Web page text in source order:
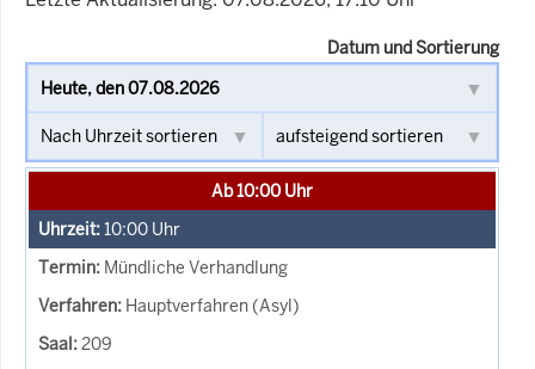
Datum und Sortierung
Ab 10:00 Uhr
10:00 Uhr
Mündliche Verhandlung
Hauptverfahren (Asyl)
209